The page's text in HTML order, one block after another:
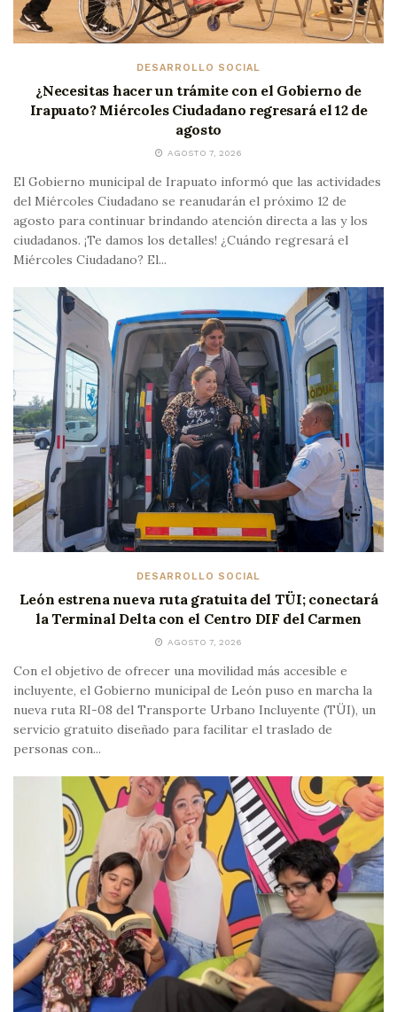
DESARROLLO SOCIAL
¿Necesitas hacer un trámite con el Gobierno de
Irapuato? Miércoles Ciudadano regresará el 12 de
agosto
AGOSTO 7, 2026
El Gobierno municipal de Irapuato informó que las actividades
del Miércoles Ciudadano se reanudarán el próximo 12 de
agosto para continuar brindando atención directa a las y los
ciudadanos. ¡Te damos los detalles! ¿Cuándo regresará el
Miércoles Ciudadano? El...
DESARROLLO SOCIAL
León estrena nueva ruta gratuita del TÜI; conectará
la Terminal Delta con el Centro DIF del Carmen
AGOSTO 7, 2026
Con el objetivo de ofrecer una movilidad más accesible e
incluyente, el Gobierno municipal de León puso en marcha la
nueva ruta RI-08 del Transporte Urbano Incluyente (TÜI), un
servicio gratuito diseñado para facilitar el traslado de
personas con...